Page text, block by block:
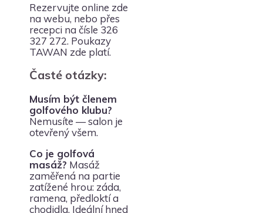
Rezervujte online zde
na webu, nebo přes
recepci na čísle 326
327 272. Poukazy
TAWAN zde platí.
Časté otázky:
Musím být členem
golfového klubu?
Nemusíte — salon je
otevřený všem.
Co je golfová
masáž? Masáž
zaměřená na partie
zatížené hrou: záda,
ramena, předloktí a
chodidla. Ideální hned